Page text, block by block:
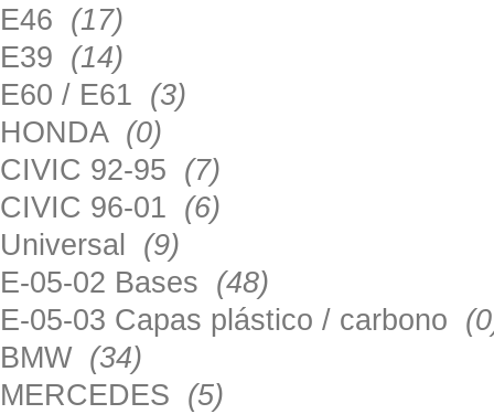
E46 (17)
E39 (14)
E60 / E61 (3)
HONDA (0)
CIVIC 92-95 (7)
CIVIC 96-01 (6)
Universal (9)
E-05-02 Bases (48)
E-05-03 Capas plástico / carbono
BMW (34)
MERCEDES (5)